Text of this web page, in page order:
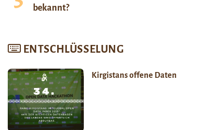
bekannt?
ENTSCHLÜSSELUNG
Kirgistans offene Daten